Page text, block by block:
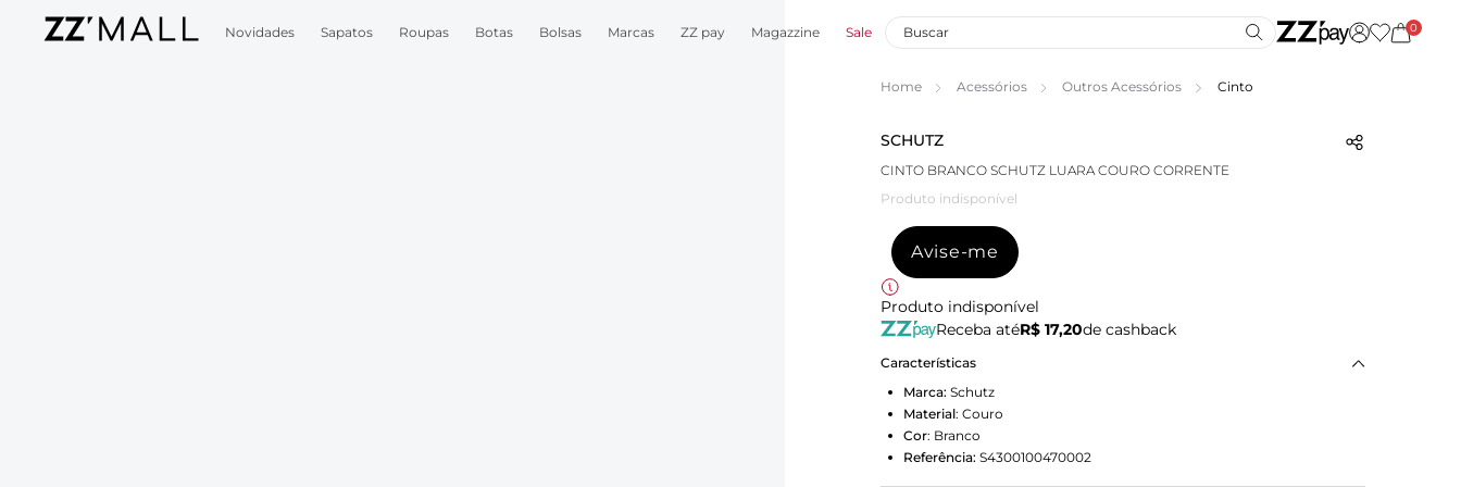
Novidades Sapatos Roupas Botas Bolsas Marcas ZZ pay Magazzine Sale 0
Home Acessórios Outros Acessórios Cinto
SCHUTZ
CINTO BRANCO SCHUTZ LUARA COURO CORRENTE
Produto indisponível
Avise-me
Produto indisponível
Receba atéR$ 17,20de cashback
Características
Marca: Schutz
Material: Couro
Cor: Branco
Referência: S4300100470002